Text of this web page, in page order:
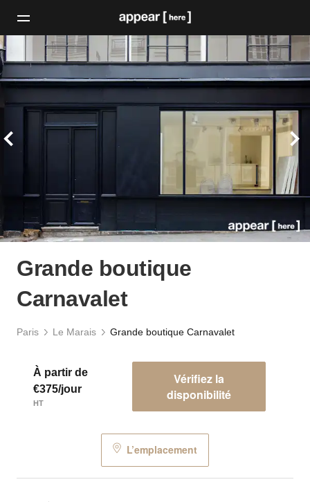
Grande boutique
Carnavalet
Paris Le Marais Grande boutique Carnavalet
À partir de
€375/jour
HT
Vérifiez la
disponibilité
L’emplacement